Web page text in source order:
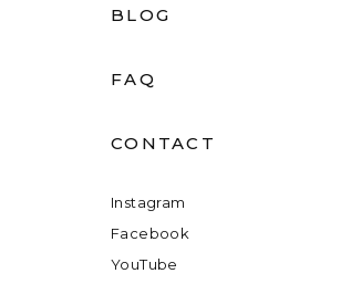
BLOG
FAQ
CONTACT
Instagram
Facebook
YouTube